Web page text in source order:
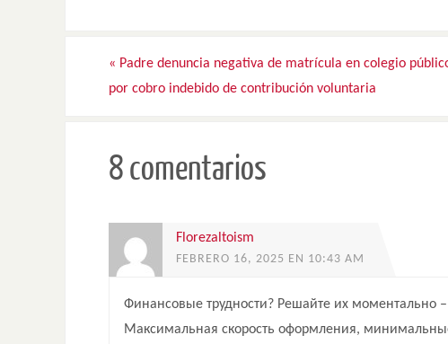
« Padre denuncia negativa de matrícula en colegio
por cobro indebido de contribución voluntaria
8 comentarios
Florezaltoism
FEBRERO 16, 2025 EN 10:43 AM
Финансовые трудности? Решайте их моментально –
Максимальная скорость оформления,